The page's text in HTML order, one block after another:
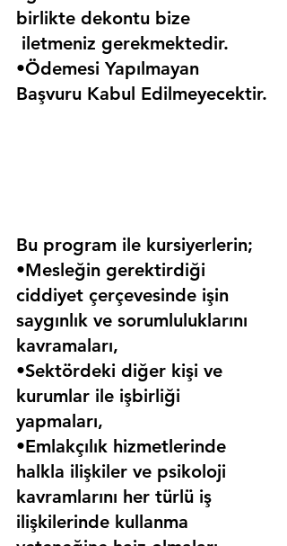
birlikte dekontu bize
iletmeniz gerekmektedir.
•Ödemesi Yapılmayan
Başvuru Kabul Edilmeyecektir.
Bu program ile kursiyerlerin;
•Mesleğin gerektirdiği
ciddiyet çerçevesinde işin
saygınlık ve sorumluluklarını
kavramaları,
•Sektördeki diğer kişi ve
kurumlar ile işbirliği
yapmaları,
•Emlakçılık hizmetlerinde
halkla ilişkiler ve psikoloji
kavramlarını her türlü iş
ilişkilerinde kullanma